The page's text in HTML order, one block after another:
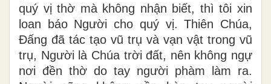
quý vị thờ mà không nhận biết, thì tôi xin
loan báo Người cho quý vị. Thiên Chúa,
Ðấng đã tác tạo vũ trụ và vạn vật trong vũ
trụ, Người là Chúa trời đất, nên không ngự
nơi đền thờ do tay người phàm làm ra.